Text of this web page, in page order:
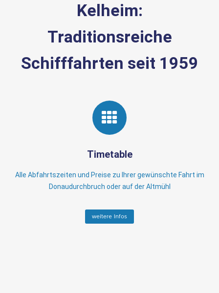
Kelheim:
Traditionsreiche
Schifffahrten seit 1959
Timetable
Alle Abfahrtszeiten und Preise zu Ihrer gewünschte Fahrt im
Donaudurchbruch oder auf der Altmühl
weitere Infos